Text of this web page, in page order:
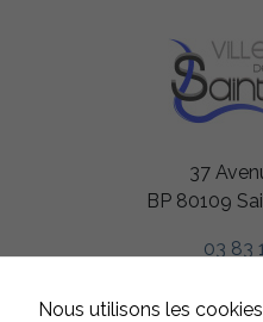
37
BP 80109
03 83
Nous utilisons les